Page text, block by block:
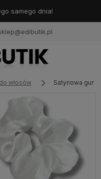
samego dnia!
włosów Satynowa